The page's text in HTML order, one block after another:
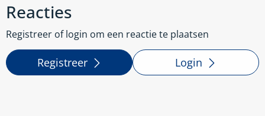
Reacties
Registreer of login om een reactie te plaatsen
Registreer Login